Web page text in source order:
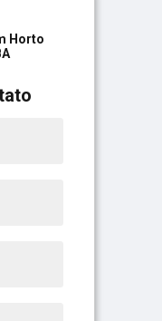
Horto